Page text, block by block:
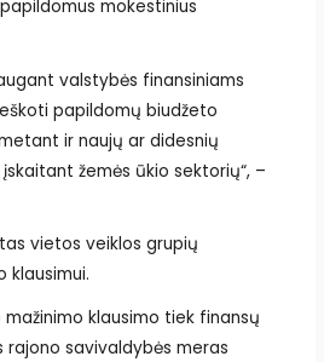
mokestinius
valstybės finansiniams
papildomų biudžeto
ir naujų ar didesnių
žemės ūkio sektorių“, –
vietos veiklos grupių
klausimui.
mažinimo klausimo tiek finansų
rajono savivaldybės meras